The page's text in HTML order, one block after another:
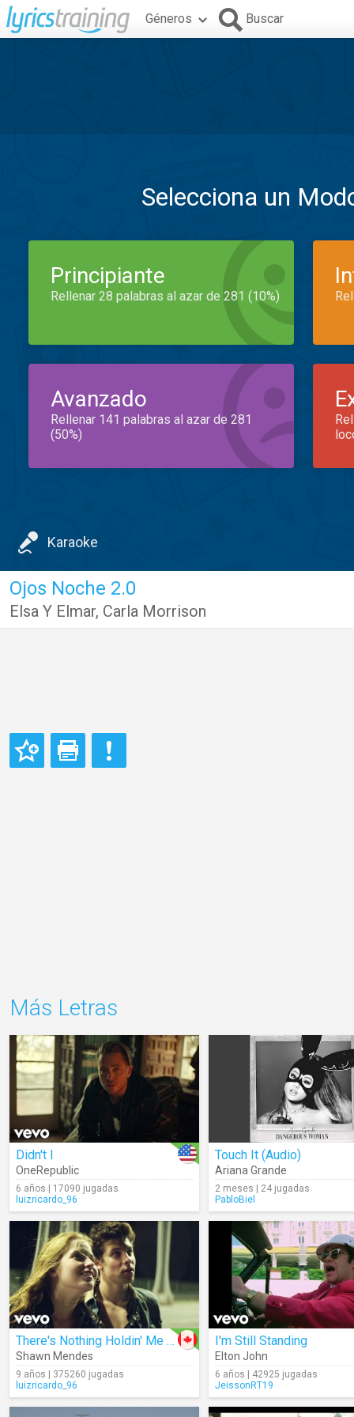
Géneros Buscar
Selecciona un
Principiante
Rellenar 28 palabras al azar de 281 (10%)
Avanzado
Rellenar 141 palabras al azar de 281
(50%)
Karaoke
Ojos Noche 2.0
Elsa Y Elmar, Carla Morrison
Más Letras
Didn't I
OneRepublic
6 años | 17090 jugadas
luizricardo_96
Touch It (Audio)
Ariana Grande
2 meses | 24 jugadas
PabloBiel
There's Nothing Holdin' Me Back
Shawn Mendes
9 años | 375260 jugadas
luizricardo_96
I'm Still Standing
Elton John
6 años | 42925 jugadas
JeissonRT19